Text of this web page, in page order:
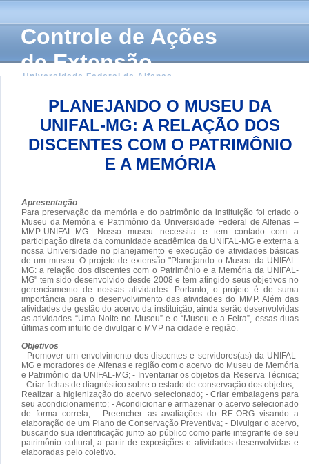
Controle de Ações
de Extensão
Universidade Federal de Alfenas
PLANEJANDO O MUSEU DA
UNIFAL-MG: A RELAÇÃO DOS
DISCENTES COM O PATRIMÔNIO
E A MEMÓRIA
Apresentação
Para preservação da memória e do patrimônio da instituição foi criado o
Museu da Memória e Patrimônio da Universidade Federal de Alfenas –
MMP-UNIFAL-MG. Nosso museu necessita e tem contado com a
participação direta da comunidade acadêmica da UNIFAL-MG e externa a
nossa Universidade no planejamento e execução de atividades básicas
de um museu. O projeto de extensão "Planejando o Museu da UNIFAL-
MG: a relação dos discentes com o Patrimônio e a Memória da UNIFAL-
MG" tem sido desenvolvido desde 2008 e tem atingido seus objetivos no
gerenciamento de nossas atividades. Portanto, o projeto é de suma
importância para o desenvolvimento das atividades do MMP. Além das
atividades de gestão do acervo da instituição, ainda serão desenvolvidas
as atividades “Uma Noite no Museu” e o “Museu e a Feira”, essas duas
últimas com intuito de divulgar o MMP na cidade e região.
Objetivos
- Promover um envolvimento dos discentes e servidores(as) da UNIFAL-
MG e moradores de Alfenas e região com o acervo do Museu de Memória
e Patrimônio da UNIFAL-MG; - Inventariar os objetos da Reserva Técnica;
- Criar fichas de diagnóstico sobre o estado de conservação dos objetos; -
Realizar a higienização do acervo selecionado; - Criar embalagens para
seu acondicionamento; - Acondicionar e armazenar o acervo selecionado
de forma correta; - Preencher as avaliações do RE-ORG visando a
elaboração de um Plano de Conservação Preventiva; - Divulgar o acervo,
buscando sua identificação junto ao público como parte integrante de seu
patrimônio cultural, a partir de exposições e atividades desenvolvidas e
elaboradas pelo coletivo.